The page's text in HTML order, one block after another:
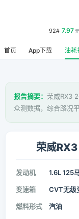
首页 App下载 油耗
报告摘要： 荣威RX3
众测数据，综合路况
荣威
发动机 1.6L 125
变速箱 CVT无级
燃料形式 汽油